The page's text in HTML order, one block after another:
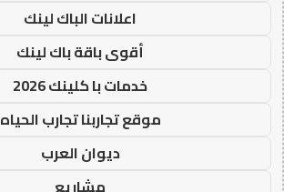
اعلانات الباك لينك
أقوى باقة باك لينك
خدمات با كلينك 2026
موقع تجاربنا تجارب الحياه
ديوان العرب